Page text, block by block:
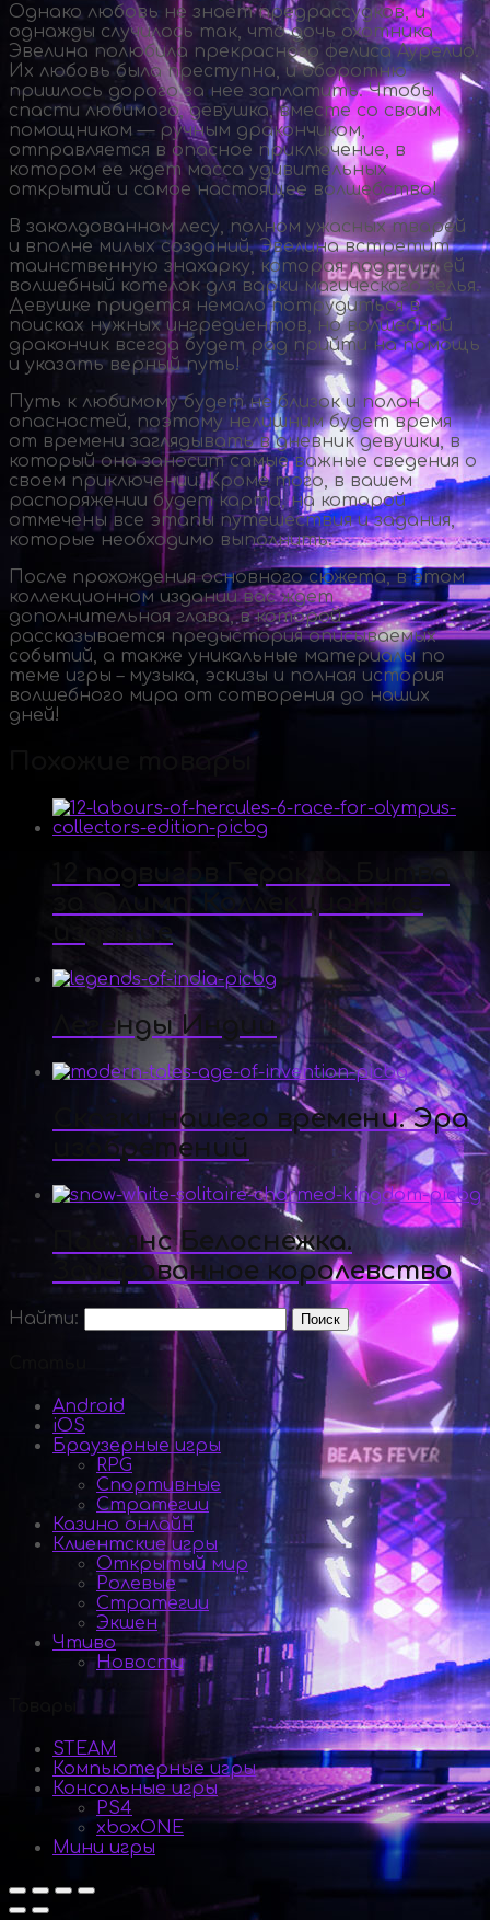
Однако любовь не знает предрассудков, и
однажды случилось так, что дочь охотника
Эвелина полюбила прекрасного фелиса Аурелио.
Их любовь была преступна, и оборотню
пришлось дорого за нее заплатить. Чтобы
спасти любимого, девушка, вместе со своим
помощником — ручным дракончиком,
отправляется в опасное приключение, в
котором ее ждет масса удивительных
открытий и самое настоящее волшебство!
В заколдованном лесу, полном ужасных тварей
и вполне милых созданий, Эвелина встретит
таинственную знахарку, которая подарит ей
волшебный котелок для варки магического зелья.
Девушке придется немало потрудиться в
поисках нужных ингредиентов, но волшебный
дракончик всегда будет рад прийти на помощь
и указать верный путь!
Путь к любимому будет не близок и полон
опасностей, поэтому нелишним будет время
от времени заглядывать в дневник девушки, в
который она заносит самые важные сведения о
своем приключении. Кроме того, в вашем
распоряжении будет карта, на которой
отмечены все этапы путешествия и задания,
которые необходимо выполнить.
После прохождения основного сюжета, в этом
коллекционном издании вас ждет
дополнительная глава, в которой
рассказывается предыстория описываемых
событий, а также уникальные материалы по
теме игры – музыка, эскизы и полная история
волшебного мира от сотворения до наших
дней!
Похожие товары
за Олимп. Коллекционное
издание
Легенды Индии
Сказки нашего времени. Эра
изобретений
Пасьянс Белоснежка.
Зачарованное королевство
Найти:
Android
iOS
Браузерные игры
RPG
Спортивные
Стратегии
Казино онлайн
Клиентские игры
Открытый мир
Ролевые
Стратегии
Экшен
Чтиво
Новости
STEAM
Компьютерные игры
Консольные игры
PS4
xboxONE
Мини игры